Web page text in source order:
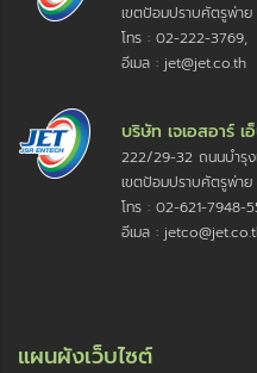
เขตป้อมปราบศัตรูพ่า
โทร : 02-222-3769,
อีเมล : jet@jet.co.th
บริษัท เจเอสอาร์ เ
222/29-32 ถนนบำรุง
เขตป้อมปราบศัตรูพ่า
โทร : 02-621-
อีเมล :
แผนผังเว็บไซต์